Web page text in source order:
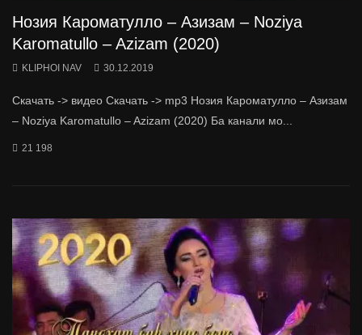
Нозия Кароматулло – Азизам – Noziya
Karomatullo – Azizam (2020)
KLIPHOI NAV 30.12.2019
Скачать -> видео Скачать -> mp3 Нозия Кароматулло – Азизам
– Noziya Karomatullo – Azizam (2020) Ба канали мо...
21 198